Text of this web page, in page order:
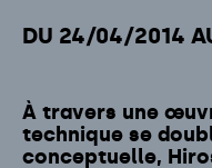
DU 24/04/2014
À travers une
technique se
conceptuelle,